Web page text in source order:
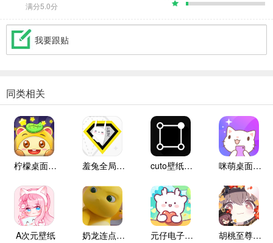
满分5.0分
我要跟贴
同类相关
柠檬桌面宠物 羞兔全局壁纸纯净版 cuto壁纸高级版 咪萌桌面宠物
A次元壁纸 奶龙连点自动版 元仔电子宠物 胡桃至尊版弱网